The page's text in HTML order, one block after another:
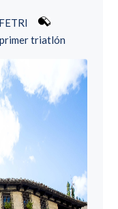
triatlón